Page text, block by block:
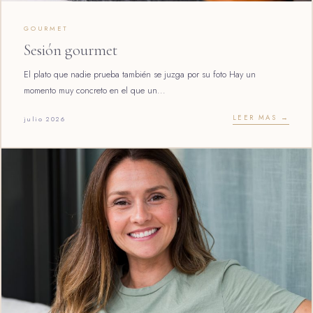
GOURMET
Sesión gourmet
El plato que nadie prueba también se juzga por su foto Hay un
momento muy concreto en el que un...
julio 2026 LEER MAS →